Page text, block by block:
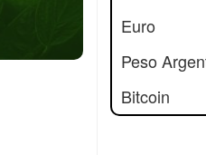
Euro
Peso
Bitcoin